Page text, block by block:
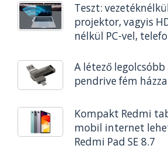
Teszt:
projektor, vagyis
nélkül PC-vel,
A létező legolcsóbb
pendrive fém
Kompakt Redmi
mobil internet
Redmi Pad SE 8.7